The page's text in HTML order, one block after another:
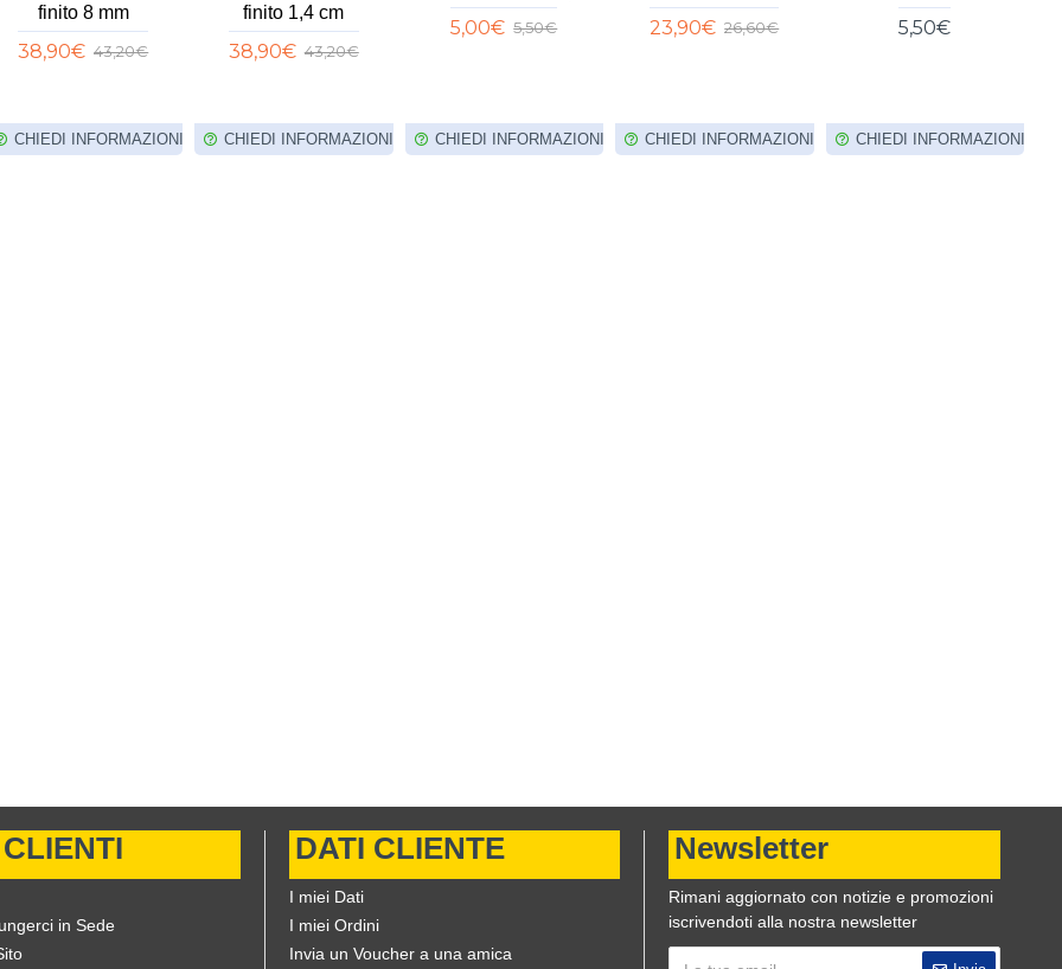
finito 8 mm
38,90€ 43,20€
CHIEDI INFORMAZIONI
finito 1,4 cm
38,90€ 43,20€
CHIEDI INFORMAZIONI
5,00€ 5,50€
CHIEDI INFORMAZIONI
23,90€ 26,60€
CHIEDI INFORMAZIONI
5,50€
CHIEDI INFORMAZIONI
in Sede
DATI CLIENTE
I miei Dati
I miei Ordini
Invia un Voucher a una amica
Newsletter
Rimani aggiornato con notizie e promozioni
iscrivendoti alla nostra newsletter